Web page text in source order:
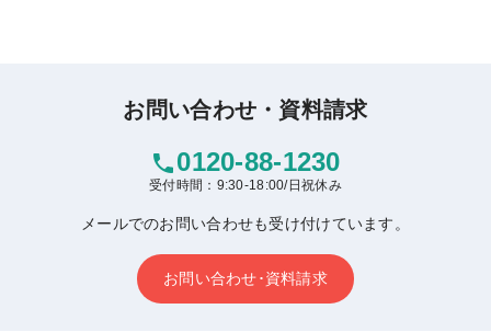
お問い合わせ・資料請求
phone0120-88-1230
受付時間：9:30-18:00/日祝休み
メールでのお問い合わせも受け付けています。
お問い合わせ･資料請求